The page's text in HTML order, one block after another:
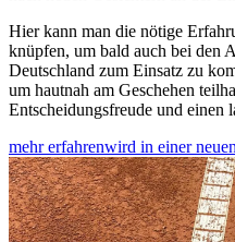
Hier kann man die nötige
knüpfen, um bald auch bei den
Deutschland zum Einsatz zu
um hautnah am Geschehen
Entscheidungsfreude und einen
mehr erfahrenwird in einer